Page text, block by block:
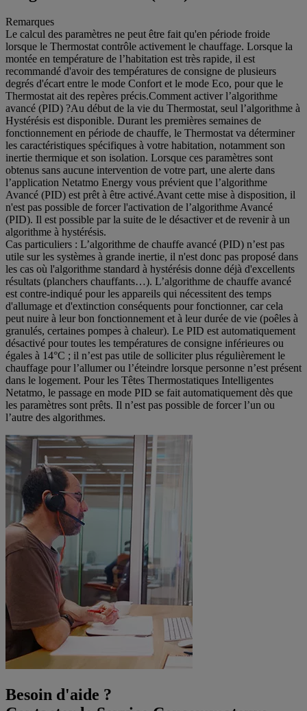
Remarques
Le calcul des paramètres ne peut être fait qu'en période froide
lorsque le Thermostat contrôle activement le chauffage. Lorsque la
montée en température de l’habitation est très rapide, il est
recommandé d'avoir des températures de consigne de plusieurs
degrés d'écart entre le mode Confort et le mode Eco, pour que le
Thermostat ait des repères précis.Comment activer l’algorithme
avancé (PID) ?Au début de la vie du Thermostat, seul l’algorithme à
Hystérésis est disponible. Durant les premières semaines de
fonctionnement en période de chauffe, le Thermostat va déterminer
les caractéristiques spécifiques à votre habitation, notamment son
inertie thermique et son isolation. Lorsque ces paramètres sont
obtenus sans aucune intervention de votre part, une alerte dans
l’application Netatmo Energy vous prévient que l’algorithme
Avancé (PID) est prêt à être activé.Avant cette mise à disposition, il
n'est pas possible de forcer l'activation de l’algorithme Avancé
(PID). Il est possible par la suite de le désactiver et de revenir à un
algorithme à hystérésis.
Cas particuliers : L’algorithme de chauffe avancé (PID) n’est pas
utile sur les systèmes à grande inertie, il n'est donc pas proposé dans
les cas où l'algorithme standard à hystérésis donne déjà d'excellents
résultats (planchers chauffants…). L’algorithme de chauffe avancé
est contre-indiqué pour les appareils qui nécessitent des temps
d'allumage et d'extinction conséquents pour fonctionner, car cela
peut nuire à leur bon fonctionnement et à leur durée de vie (poêles à
granulés, certaines pompes à chaleur). Le PID est automatiquement
désactivé pour toutes les températures de consigne inférieures ou
égales à 14°C ; il n’est pas utile de solliciter plus régulièrement le
chauffage pour l’allumer ou l’éteindre lorsque personne n’est présent
dans le logement. Pour les Têtes Thermostatiques Intelligentes
Netatmo, le passage en mode PID se fait automatiquement dès que
les paramètres sont prêts. Il n’est pas possible de forcer l’un ou
l’autre des algorithmes.
Besoin d'aide ?